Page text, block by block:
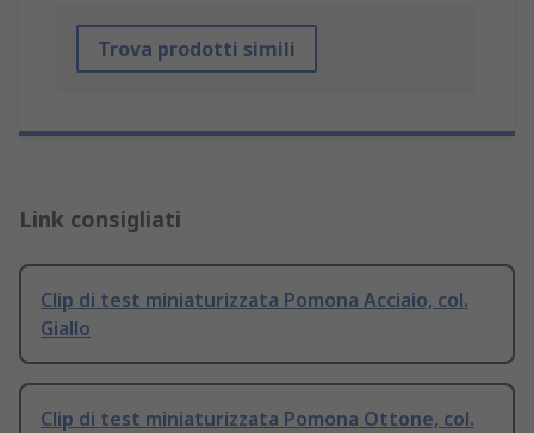
Trova prodotti simili
Link consigliati
Clip di test miniaturizzata Pomona Acciaio, col.
Giallo
Clip di test miniaturizzata Pomona Ottone, col.